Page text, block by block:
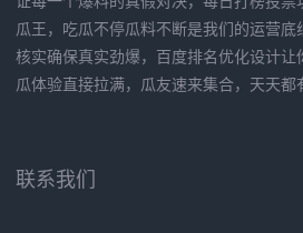
瓜王，吃瓜不停瓜料不断是我们的运营
核实确保真实劲爆，百度排名优化设计
瓜体验直接拉满，瓜友速来集合，天天都
联系我们